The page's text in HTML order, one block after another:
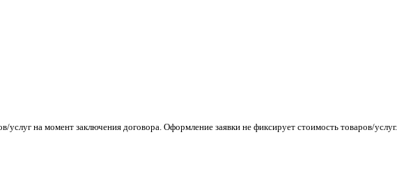
на момент заключения договора. Оформление заявки не фиксирует стоимость товаров/услуг.